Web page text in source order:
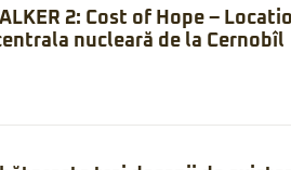
2: Cost of Hope –
nucleară de la Cernobîl